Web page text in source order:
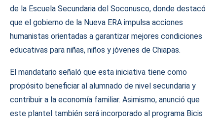
de la Escuela Secundaria del Soconusco, donde destacó
que el gobierno de la Nueva ERA impulsa acciones
humanistas orientadas a garantizar mejores condiciones
educativas para niñas, niños y jóvenes de Chiapas.
El mandatario señaló que esta iniciativa tiene como
propósito beneficiar al alumnado de nivel secundaria y
contribuir a la economía familiar. Asimismo, anunció que
este plantel también será incorporado al programa Bicis